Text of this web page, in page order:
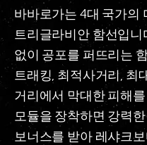
바바로가는 4대 국가의
트리글라비안 함선입
없이 공포를 퍼뜨리는
트래킹, 최적사거리, 최
거리에서 막대한 피해
모듈을 장착하면 강력
보너스를 받아 레샤크